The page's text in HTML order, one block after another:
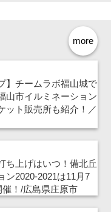
more
】チームラボ福山城で
山市イルミネーション
ット販売所も紹介！／
ち上げはいつ！備北丘
ン2020-2021は11月7
！/広島県庄原市